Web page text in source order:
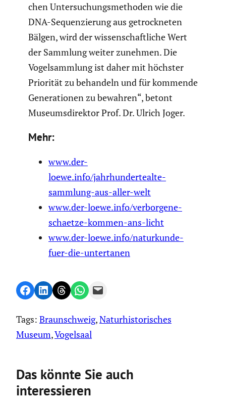
chen Unter­su­chungs­me­thoden wie die
DNA-Sequen­zie­rung aus getrock­neten
Bälgen, wird der wissen­schaft­liche Wert
der Sammlung weiter zunehmen. Die
Vogel­samm­lung ist daher mit höchster
Priorität zu behandeln und für kommende
Genera­tionen zu bewahren“, betont
Museums­di­rektor Prof. Dr. Ulrich Joger.
Mehr:
www.der-
loewe.info/jahrhundertealte-
sammlung-aus-aller-welt
www.der-loewe.info/verborgene-
schaetze-kommen-ans-licht
www.der-loewe.info/naturkunde-
fuer-die-untertanen
Share on Facebook
Share on LinkedIn
Share on Threads
Share on WhatsApp
Email this Page
Tags: Braunschweig, Naturhistorisches
Museum, Vogelsaal
Das könnte Sie auch
interessieren